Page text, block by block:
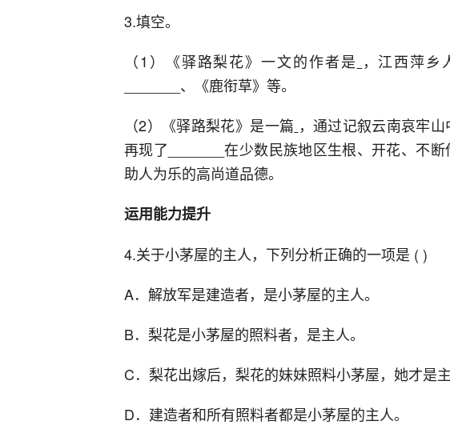
3.填空。
（1）《驿路梨花》一文的作者是 ，江西萍乡
_______、《鹿衔草》等。
（2）《驿路梨花》是一篇 ，通过记叙云南哀牢
再现了_______在少数民族地区生根、开花、不
助人为乐的高尚道品德。
运用能力提升
4.关于小茅屋的主人，下列分析正确的一项是 ( )
A．解放军是建造者，是小茅屋的主人。
B．梨花是小茅屋的照料者，是主人。
C．梨花出嫁后，梨花的妹妹照料小茅屋，她才是主
D．建造者和所有照料者都是小茅屋的主人。